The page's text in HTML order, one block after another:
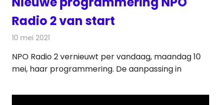
Radio 2 van start
10 mei 2021
NPO Radio 2 vernieuwt per vandaag, maandag 10
mei, haar programmering. De aanpassing in